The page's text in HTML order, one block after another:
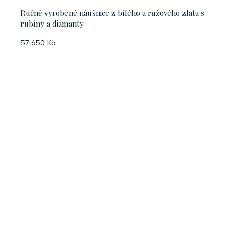
Ručně vyrobené náušnice z bílého a růžového zlata s
rubíny a diamanty
57 650 Kč